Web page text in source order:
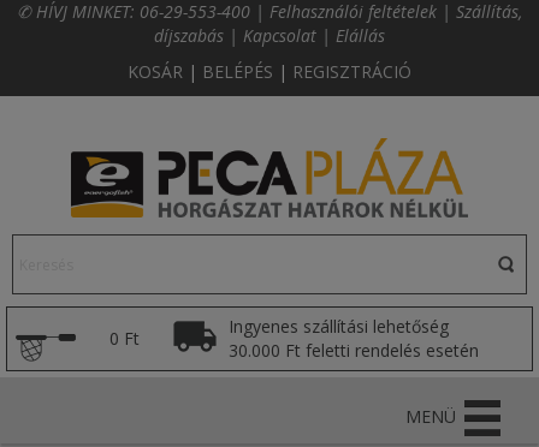
✆ HÍVJ MINKET: 06-29-553-400 | Felhasználói feltételek | Szállítás,
díjszabás | Kapcsolat | Elállás
KOSÁR | BELÉPÉS | REGISZTRÁCIÓ
0 Ft
Ingyenes szállítási lehetőség
30.000 Ft feletti rendelés esetén
MENÜ